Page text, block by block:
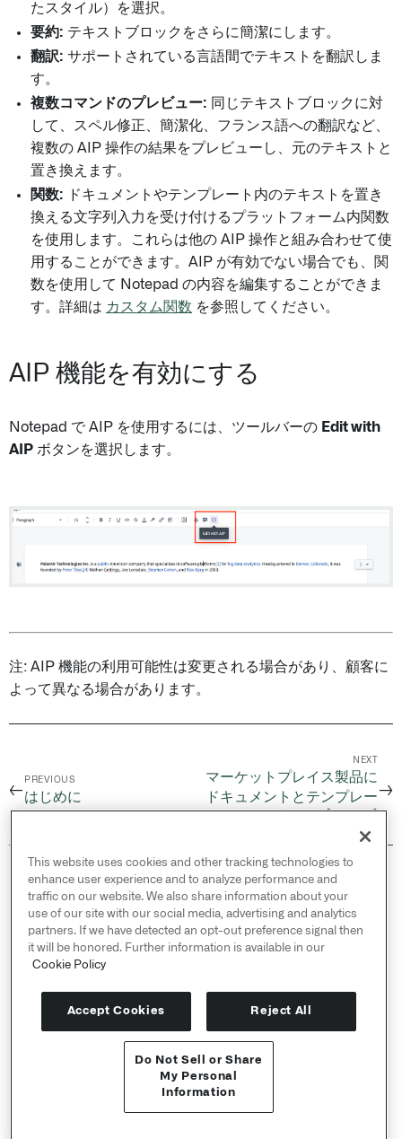
Send feedback
たスタイル）を選択。
要約: テキストブロックをさらに簡潔にします。
翻訳: サポートされている言語間でテキストを翻訳しま
す。
複数コマンドのプレビュー: 同じテキストブロックに対
して、スペル修正、簡潔化、フランス語への翻訳など、
複数の AIP 操作の結果をプレビューし、元のテキストと
置き換えます。
関数: ドキュメントやテンプレート内のテキストを置き
換える文字列入力を受け付けるプラットフォーム内関数
を使用します。これらは他の AIP 操作と組み合わせて使
用することができます。AIP が有効でない場合でも、関
数を使用して Notepad の内容を編集することができま
す。詳細は カスタム関数 を参照してください。
AIP 機能を有効にする
Notepad で AIP を使用するには、ツールバーの Edit with
AIP ボタンを選択します。
注: AIP 機能の利用可能性は変更される場合があり、顧客に
よって異なる場合があります。
←
PREVIOUS
はじめに
NEXT
マーケットプレイス製品に
ドキュメントとテンプレー→
© 2026 Palantir Technologies Inc. All rights
reserved.
Cookies Statement ↗
Privacy Statement ↗
Terms of Use ↗
Do Not Sell or Share My Personal Information
This website uses cookies and other tracking technologies to
enhance user experience and to analyze performance and
traffic on our website. We also share information about your
use of our site with our social media, advertising and analytics
partners. If we have detected an opt-out preference signal then
it will be honored. Further information is available in our
Cookie Policy
Accept Cookies Reject All
Do Not Sell or Share
My Personal
Information